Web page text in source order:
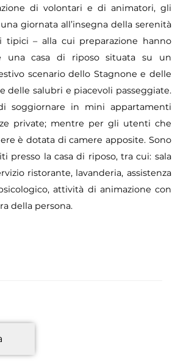
di volontari e di animatori, gli
giornata all’insegna della serenità
tipici – alla cui preparazione hanno
una casa di riposo situata su un
scenario dello Stagnone e delle
delle salubri e piacevoli passeggiate.
soggiornare in mini appartamenti
private; mentre per gli utenti che
è dotata di camere apposite. Sono
presso la casa di riposo, tra cui: sala
ristorante, lavanderia, assistenza
attività di animazione con
della persona.